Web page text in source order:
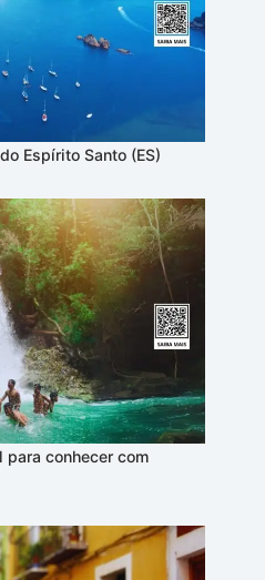
Espírito Santo (ES)
conhecer com